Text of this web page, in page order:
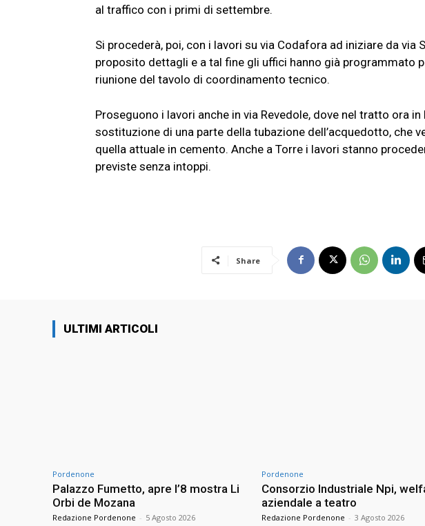
al traffico con i primi di settembre.
Si procederà, poi, con i lavori su via Codafora ad iniziare da via
proposito dettagli e a tal fine gli uffici hanno già programmato
riunione del tavolo di coordinamento tecnico.
Proseguono i lavori anche in via Revedole, dove nel tratto ora
sostituzione di una parte della tubazione dell’acquedotto, che
quella attuale in cemento. Anche a Torre i lavori stanno
previste senza intoppi.
Share
ULTIMI ARTICOLI
Pordenone
Palazzo Fumetto, apre l’8 mostra Li
Orbi de Mozana
Redazione Pordenone - 5 Agosto 2026
Pordenone
Consorzio Industriale Npi,
aziendale a teatro
Redazione Pordenone - 3 Agosto 2026